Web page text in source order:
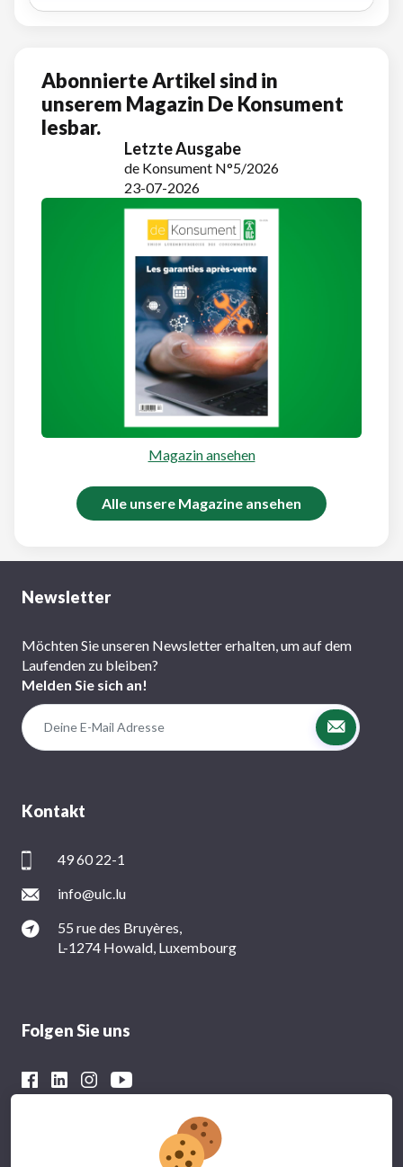
Abonnierte Artikel sind in
unserem Magazin De Konsument
lesbar.
Letzte Ausgabe
de Konsument N°5/2026
23-07-2026
Magazin ansehen
Alle unsere Magazine ansehen
Newsletter
Möchten Sie unseren Newsletter erhalten, um auf dem
Laufenden zu bleiben?
Melden Sie sich an!
Kontakt
49 60 22-1
info@ulc.lu
55 rue des Bruyères,
L-1274 Howald, Luxembourg
Folgen Sie uns
Mit der finanziellen Unterstützung von